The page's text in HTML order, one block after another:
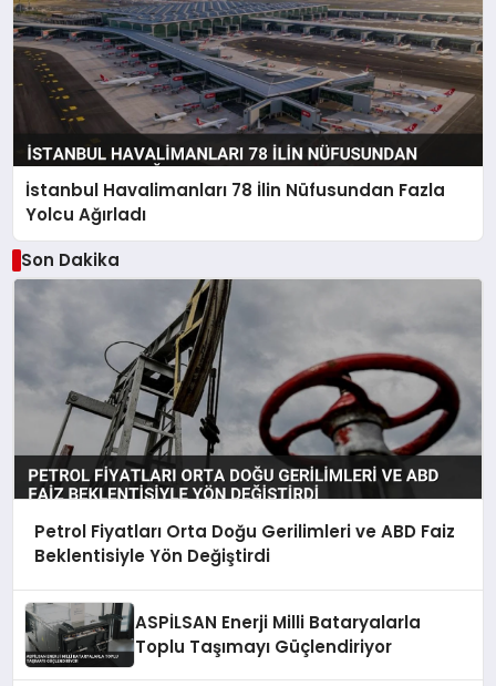
İstanbul Havalimanları 78 İlin Nüfusundan Fazla
Yolcu Ağırladı
Son Dakika
Petrol Fiyatları Orta Doğu Gerilimleri ve ABD Faiz
Beklentisiyle Yön Değiştirdi
ASPİLSAN Enerji Milli Bataryalarla
Toplu Taşımayı Güçlendiriyor